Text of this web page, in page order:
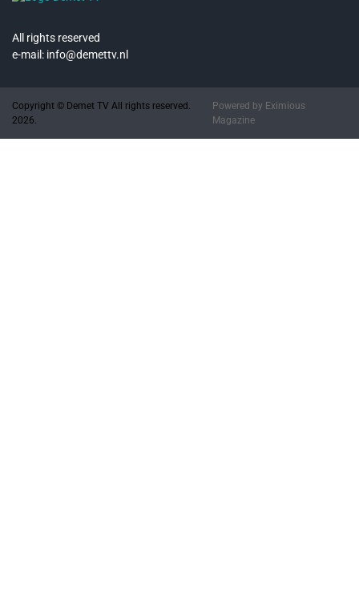
All rights reserved
e-mail: info@demettv.nl
Copyright © Demet TV All rights reserved.
2026.
Powered by Eximious
Magazine